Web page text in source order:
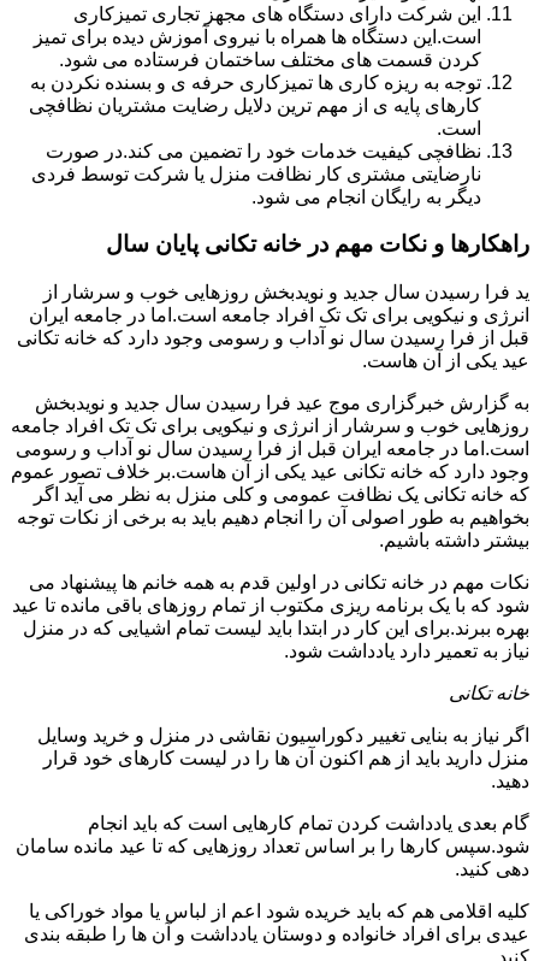
این شرکت دارای دستگاه های مجهز تجاری تمیزکاری
است.این دستگاه ها همراه با نیروی آموزش دیده برای تمیز
کردن قسمت های مختلف ساختمان فرستاده می شود.
توجه به ریزه کاری ها تمیزکاری حرفه ی و بسنده نکردن به
کارهای پایه ی از مهم ترین دلایل رضایت مشتریان نظافچی
است.
نظافچی کیفیت خدمات خود را تضمین می کند.در صورت
نارضایتی مشتری کار نظافت منزل یا شرکت توسط فردی
دیگر به رایگان انجام می شود.
راهکارها و نکات مهم در خانه تکانی پایان سال
ید فرا رسیدن سال جدید و نویدبخش روزهایی خوب و سرشار از
انرژی و نیکویی برای تک تک افراد جامعه است.اما در جامعه ایران
قبل از فرا رسیدن سال نو آداب و رسومی وجود دارد که خانه تکانی
عید یکی از آن هاست.
به گزارش خبرگزاری موج عید فرا رسیدن سال جدید و نویدبخش
روزهایی خوب و سرشار از انرژی و نیکویی برای تک تک افراد جامعه
است.اما در جامعه ایران قبل از فرا رسیدن سال نو آداب و رسومی
وجود دارد که خانه تکانی عید یکی از آن هاست.بر خلاف تصور عموم
که خانه تکانی یک نظافت عمومی و کلی منزل به نظر می آید اگر
بخواهیم به طور اصولی آن را انجام دهیم باید به برخی از نکات توجه
بیشتر داشته باشیم.
نکات مهم در خانه تکانی در اولین قدم به همه خانم ها پیشنهاد می
شود که با یک برنامه ریزی مکتوب از تمام روزهای باقی مانده تا عید
بهره ببرند.برای این کار در ابتدا باید لیست تمام اشیایی که در منزل
نیاز به تعمیر دارد یادداشت شود.
خانه تکانی
اگر نیاز به بنایی تغییر دکوراسیون نقاشی در منزل و خرید وسایل
منزل دارید باید از هم اکنون آن ها را در لیست کارهای خود قرار
دهید.
گام بعدی یادداشت کردن تمام کارهایی است که باید انجام
شود.سپس کارها را بر اساس تعداد روزهایی که تا عید مانده سامان
دهی کنید.
کلیه اقلامی هم که باید خریده شود اعم از لباس یا مواد خوراکی یا
عیدی برای افراد خانواده و دوستان یادداشت و آن ها را طبقه بندی
کنید.